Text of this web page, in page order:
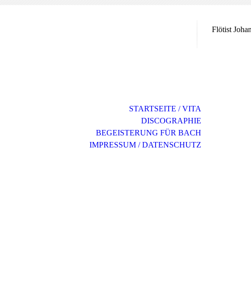
Flötist
.... mit
STARTSEITE / VITA
DISCOGRAPHIE
BEGEISTERUNG FÜR BACH
IMPRESSUM / DATENSCHUTZ